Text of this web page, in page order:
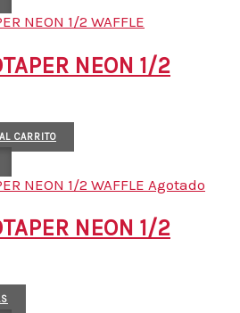
NEON 1/2
CARRITO
Agotado
NEON 1/2